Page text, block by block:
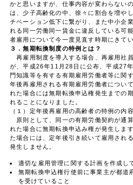
かと思いますが、仕事内容が変わらない
は、少子高齢化の中、徐々に割合を増や
チベーション低下に繋がり、また中小企
れる同一労働同一賃金に違反している可
者雇用について今一度見直す時期にきて
３．無期転換制度の特例とは？
再雇用制度を導入する場合、再雇用社
が、平成26年11月28日に公布、平成27
門知識等を有する有期雇用労働者等に関
年後再雇用される有期雇用労働者につい
れた場合には無期転換申込権発生までの
れることになりました。
（１）定年後再雇用の高齢者の特例の内容
原則として、同一の有期労働契約が通
れた場合に無期転換申込み権が発生しま
た場合には、定年後引き続いて雇用され
発生しません。
適切な雇用管理に関する計画を作成し
無期転換申込権行使前に事業主が都道
を受けていること